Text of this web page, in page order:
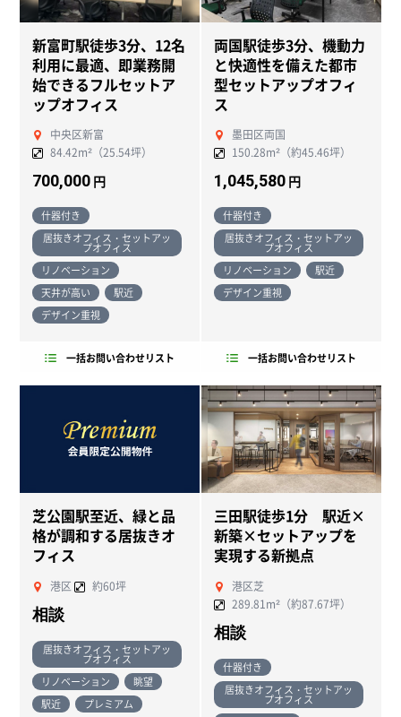
新富町駅徒歩3分、12名
利用に最適、即業務開
始できるフルセットア
ップオフィス
中央区新富
84.42m²（25.54坪）
700,000 円
什器付き
居抜きオフィス・セットアッ
プオフィス
リノベーション
天井が高い
駅近
デザイン重視
一括お問い合わせリスト
両国駅徒歩3分、機動力
と快適性を備えた都市
型セットアップオフィ
ス
墨田区両国
150.28m²（約45.46坪）
1,045,580 円
什器付き
居抜きオフィス・セットアッ
プオフィス
リノベーション
駅近
デザイン重視
一括お問い合わせリスト
芝公園駅至近、緑と品
格が調和する居抜きオ
フィス
港区 約60坪
相談
居抜きオフィス・セットアッ
プオフィス
リノベーション
眺望
駅近
プレミアム
三田駅徒歩1分 駅近×
新築×セットアップを
実現する新拠点
港区芝
289.81m²（約87.67坪）
相談
什器付き
居抜きオフィス・セットアッ
プオフィス